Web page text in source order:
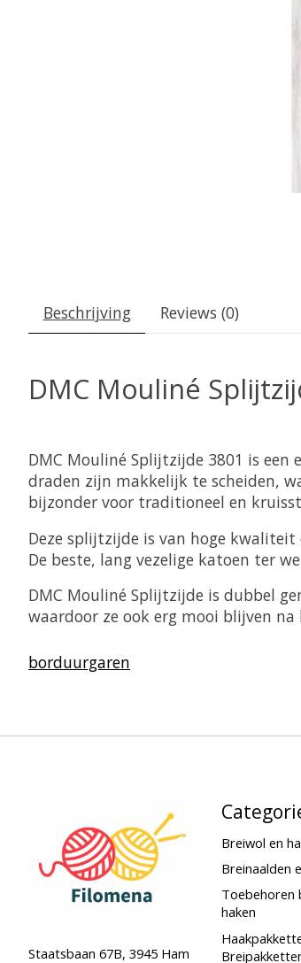
Beschrijving Reviews (0)
DMC Mouliné
DMC Mouliné Splijtzijde 3801 is
draden zijn makkelijk te scheiden,
bijzonder voor traditioneel en
Deze splijtzijde is van hoge
De beste, lang vezelige katoen ter
DMC Mouliné Splijtzijde is dubbel
waardoor ze ook erg mooi blijven na
borduurgaren
Staatsbaan 67B, 3945 Ham
Breiwol en
Breinaalden
Toebehoren
haken